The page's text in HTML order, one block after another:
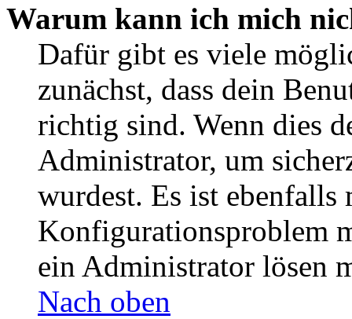
Warum kann ich mich
Dafür gibt es viele
zunächst, dass dein
richtig sind. Wenn dies
Administrator, um
wurdest. Es ist ebenfalls
Konfigurationsproblem
ein Administrator lösen
Nach oben